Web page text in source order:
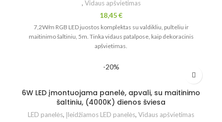
, Vidaus apšvietimas
18,45€
7,2W/m RGB LED juostos komplektas su valdikliu, pulteliu ir
maitinimo šaltiniu, 5m. Tinka vidaus patalpose, kaip dekoracinis
apšvietimas.
-20%
6W LED įmontuojama panelė, apvali, su maitinimo
šaltiniu, (4000K) dienos šviesa
LED panelės, Įleidžiamos LED panelės, Vidaus apšvietimas